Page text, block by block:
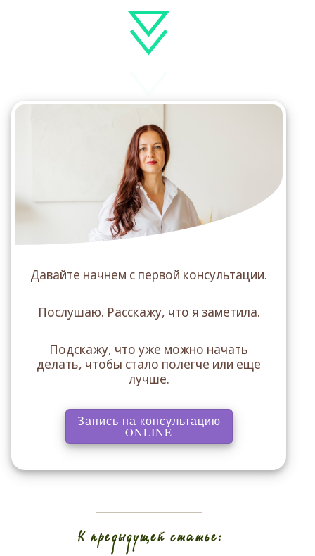
Давайте начнем с первой консультации.
Послушаю. Расскажу, что я заметила.
Подскажу, что уже можно начать
делать, чтобы стало полегче или еще
лучше.
Запись на консультацию
ONLINE , перенаправляет на
К предыдущей статье: